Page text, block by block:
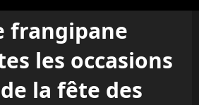
frangipane
les occasions
la fête des